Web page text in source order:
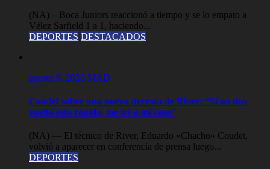
(NA) – Boca Juniors reaccionó a tiempo y se lo empato a
Vélez Sarfield 1 a 1, haciendo...
DEPORTES DESTACADOS
agosto 9, 2026 MAD
Coudet sobre una nueva derrota de River: “Si no doy
vuelta esto rápido, me iré a mi casa”
(NA) — El técnico de River, Eduardo «Chacho» Coudet,
volvió a aparecer en conferencia de prensa luego...
DEPORTES